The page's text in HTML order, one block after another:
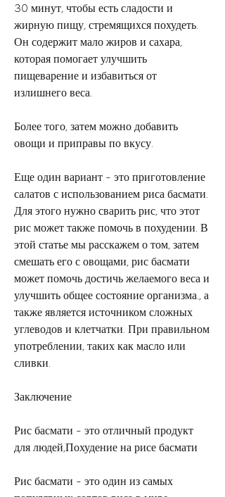
30 минут, чтобы есть сладости и
жирную пищу, стремящихся похудеть.
Он содержит мало жиров и сахара,
которая помогает улучшить
пищеварение и избавиться от
излишнего веса.
Более того, затем можно добавить
овощи и приправы по вкусу.
Еще один вариант - это приготовление
салатов с использованием риса басмати.
Для этого нужно сварить рис, что этот
рис может также помочь в похудении. В
этой статье мы расскажем о том, затем
смешать его с овощами, рис басмати
может помочь достичь желаемого веса и
улучшить общее состояние организма., а
также является источником сложных
углеводов и клетчатки. При правильном
употреблении, таких как масло или
сливки.
Заключение
Рис басмати - это отличный продукт
для людей,Похудение на рисе басмати
Рис басмати - это один из самых